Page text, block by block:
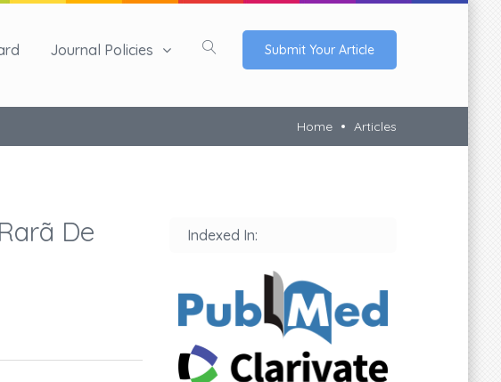
Journal Policies Submit Your Article
Home Articles
De
Indexed In: